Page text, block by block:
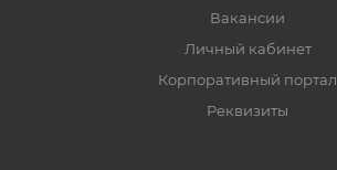
Вакансии
Личный кабинет
Корпоративный портал
Реквизиты